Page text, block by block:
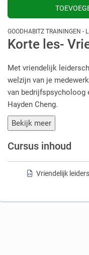
GOODHABITZ TRAININGEN -
Korte les-
Met vriendelijk
welzijn van je
van bedrijfspsycholoog
Hayden Cheng.
Bekijk meer
Cursus inhoud
Een SCORM
Vriendelijk